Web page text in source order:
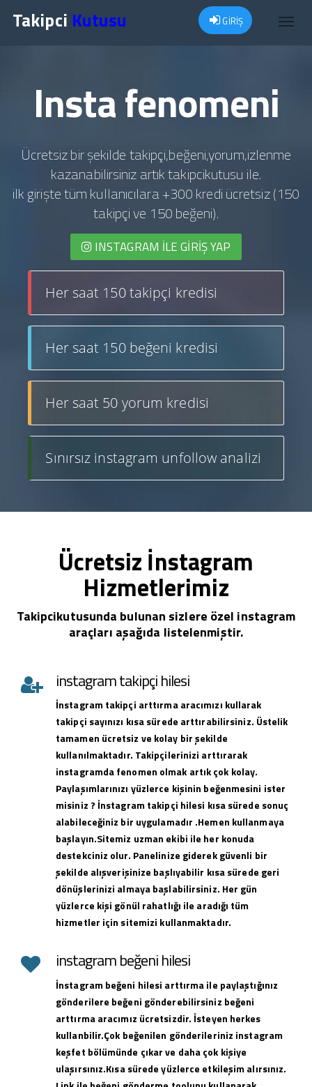
Takipci Kutusu GİRİŞ
Insta fenomeni
Ücretsiz bir şekilde takipçi,beğeni,yorum,izlenme
kazanabilirsiniz artık takipcikutusu ile.
ilk girişte tüm kullanıcılara +300 kredi ücretsiz (150
takipçi ve 150 beğeni).
INSTAGRAM İLE GIRIŞ YAP
Her saat 150 takipçi kredisi
Her saat 150 beğeni kredisi
Her saat 50 yorum kredisi
Sınırsız instagram unfollow analizi
Ücretsiz İnstagram
Hizmetlerimiz
Takipcikutusunda bulunan sizlere özel instagram
araçları aşağıda listelenmiştir.
instagram takipçi hilesi
İnstagram takipçi arttırma aracımızı kullarak
takipçi sayınızı kısa sürede arttırabilirsiniz. Üstelik
tamamen ücretsiz ve kolay bir şekilde
kullanılmaktadır. Takipçilerinizi arttırarak
instagramda fenomen olmak artık çok kolay.
Paylaşımlarınızı yüzlerce kişinin beğenmesini ister
misiniz ? İnstagram takipçi hilesi kısa sürede sonuç
alabileceğiniz bir uygulamadır .Hemen kullanmaya
başlayın.Sitemiz uzman ekibi ile her konuda
destekciniz olur. Panelinize giderek güvenli bir
şekilde alışverişinize başlıyabilir kısa sürede geri
dönüşlerinizi almaya başlabilirsiniz. Her gün
yüzlerce kişi gönül rahatlığı ile aradığı tüm
hizmetler için sitemizi kullanmaktadır.
instagram beğeni hilesi
İnstagram beğeni hilesi arttırma ile paylaştığınız
gönderilere beğeni gönderebilirsiniz beğeni
arttırma aracımız ücretsizdir. İsteyen herkes
kullanbilir.Çok beğenilen gönderileriniz instagram
keşfet bölümünde çıkar ve daha çok kişiye
ulaşırsınız.Kısa sürede yüzlerce etkileşim alırsınız.